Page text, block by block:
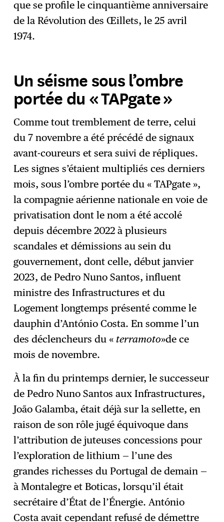
que se profile le cinquantième anniversaire
de la Révolution des Œillets, le 25 avril
1974.
Un séisme sous l’ombre
portée du « TAPgate »
Comme tout tremblement de terre, celui
du 7 novembre a été précédé de signaux
avant-coureurs et sera suivi de répliques.
Les signes s’étaient multipliés ces derniers
mois, sous l’ombre portée du « TAPgate »,
la compagnie aérienne nationale en voie de
privatisation dont le nom a été accolé
depuis décembre 2022 à plusieurs
scandales et démissions au sein du
gouvernement, dont celle, début janvier
2023, de Pedro Nuno Santos, influent
ministre des Infrastructures et du
Logement longtemps présenté comme le
dauphin d’António Costa. En somme l’un
des déclencheurs du « terramoto»de ce
mois de novembre.
À la fin du printemps dernier, le successeur
de Pedro Nuno Santos aux Infrastructures,
João Galamba, était déjà sur la sellette, en
raison de son rôle jugé équivoque dans
l’attribution de juteuses concessions pour
l’exploration de lithium — l’une des
grandes richesses du Portugal de demain —
à Montalegre et Boticas, lorsqu’il était
secrétaire d’État de l’Énergie. António
Costa avait cependant refusé de démettre